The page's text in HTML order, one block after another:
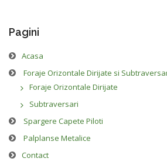
Pagini
Acasa
Foraje Orizontale Dirijate si
Foraje Orizontale Dirijate
Subtraversari
Spargere Capete Piloti
Palplanse Metalice
Contact